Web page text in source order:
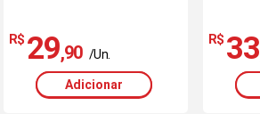
R$ 29,90 /Un.
Adicionar
R$ 33